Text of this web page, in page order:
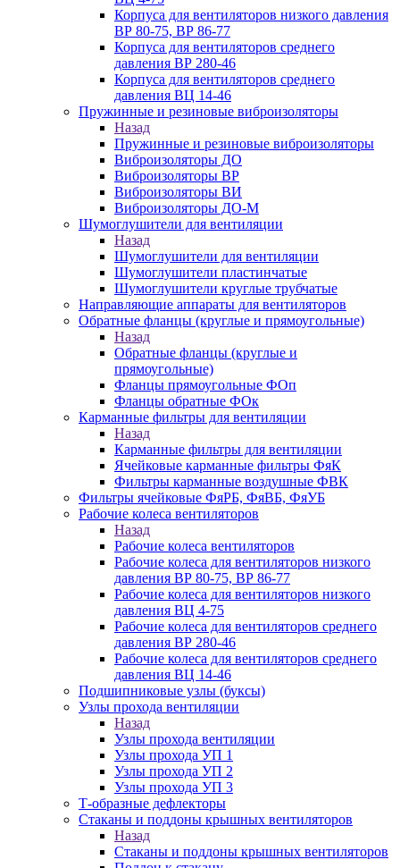
Корпуса для вентиляторов низкого давления
ВР 80-75, ВР 86-77
Корпуса для вентиляторов среднего
давления ВР 280-46
Корпуса для вентиляторов среднего
давления ВЦ 14-46
Пружинные и резиновые виброизоляторы
Назад
Пружинные и резиновые виброизоляторы
Виброизоляторы ДО
Виброизоляторы ВР
Виброизоляторы ВИ
Виброизоляторы ДО-М
Шумоглушители для вентиляции
Назад
Шумоглушители для вентиляции
Шумоглушители пластинчатые
Шумоглушители круглые трубчатые
Направляющие аппараты для вентиляторов
Обратные фланцы (круглые и прямоугольные)
Назад
Обратные фланцы (круглые и
прямоугольные)
Фланцы прямоугольные ФОп
Фланцы обратные ФОк
Карманные фильтры для вентиляции
Назад
Карманные фильтры для вентиляции
Ячейковые карманные фильтры ФяК
Фильтры карманные воздушные ФВК
Фильтры ячейковые ФяРБ, ФяВБ, ФяУБ
Рабочие колеса вентиляторов
Назад
Рабочие колеса вентиляторов
Рабочие колеса для вентиляторов низкого
давления ВР 80-75, ВР 86-77
Рабочие колеса для вентиляторов низкого
давления ВЦ 4-75
Рабочие колеса для вентиляторов среднего
давления ВР 280-46
Рабочие колеса для вентиляторов среднего
давления ВЦ 14-46
Подшипниковые узлы (буксы)
Узлы прохода вентиляции
Назад
Узлы прохода вентиляции
Узлы прохода УП 1
Узлы прохода УП 2
Узлы прохода УП 3
Т-образные дефлекторы
Стаканы и поддоны крышных вентиляторов
Назад
Стаканы и поддоны крышных вентиляторов